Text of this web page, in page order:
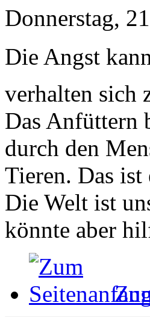
Donnerstag,
Die Angst
verhalten sich
Das Anfüttern
durch den
Tieren. Das
Die Welt ist
könnte aber